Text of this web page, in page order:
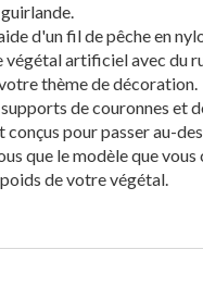
d'un fil de pêche en
végétal artificiel avec du
thème de décoration.
de couronnes et
conçus pour passer au-
que le modèle que
de votre végétal.